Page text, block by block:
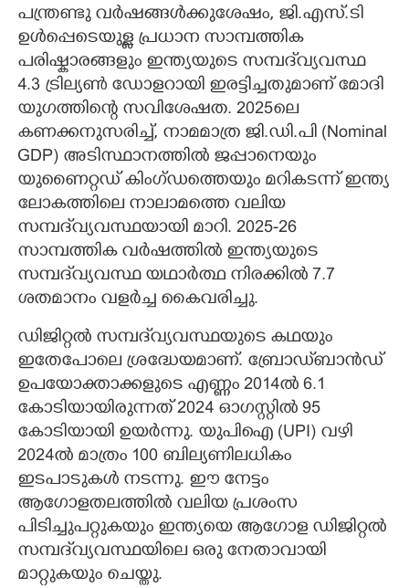
പന്ത്രണ്ടു വർഷങ്ങൾക്കുശേഷം, ജി.എസ്.ടി
ഉൾപ്പെടെയുള്ള പ്രധാന സാമ്പത്തിക
പരിഷ്കാരങ്ങളും ഇന്ത്യയുടെ സമ്പദ്‌വ്യവസ്ഥ
4.3 ട്രില്യൺ ഡോളറായി ഇരട്ടിച്ചതുമാണ് മോദി
യുഗത്തിന്റെ സവിശേഷത. 2025ലെ
കണക്കനുസരിച്ച്, നാമമാത്ര ജി.ഡി.പി (Nominal
GDP) അടിസ്ഥാനത്തിൽ ജപ്പാനെയും
യുണൈറ്റഡ് കിംഗ്ഡത്തെയും മറികടന്ന് ഇന്ത്യ
ലോകത്തിലെ നാലാമത്തെ വലിയ
സമ്പദ്‌വ്യവസ്ഥയായി മാറി. 2025-26
സാമ്പത്തിക വർഷത്തിൽ ഇന്ത്യയുടെ
സമ്പദ്‌വ്യവസ്ഥ യഥാർത്ഥ നിരക്കിൽ 7.7
ശതമാനം വളർച്ച കൈവരിച്ചു.
ഡിജിറ്റൽ സമ്പദ്‌വ്യവസ്ഥയുടെ കഥയും
ഇതേപോലെ ശ്രദ്ധേയമാണ്. ബ്രോഡ്‌ബാൻഡ്
ഉപയോക്താക്കളുടെ എണ്ണം 2014ൽ 6.1
കോടിയായിരുന്നത് 2024 ഓഗസ്റ്റിൽ 95
കോടിയായി ഉയർന്നു. യുപിഐ (UPI) വഴി
2024ൽ മാത്രം 100 ബില്യണിലധികം
ഇടപാടുകൾ നടന്നു. ഈ നേട്ടം
ആഗോളതലത്തിൽ വലിയ പ്രശംസ
പിടിച്ചുപറ്റുകയും ഇന്ത്യയെ ആഗോള ഡിജിറ്റൽ
സമ്പദ്‌വ്യവസ്ഥയിലെ ഒരു നേതാവായി
മാറ്റുകയും ചെയ്തു.